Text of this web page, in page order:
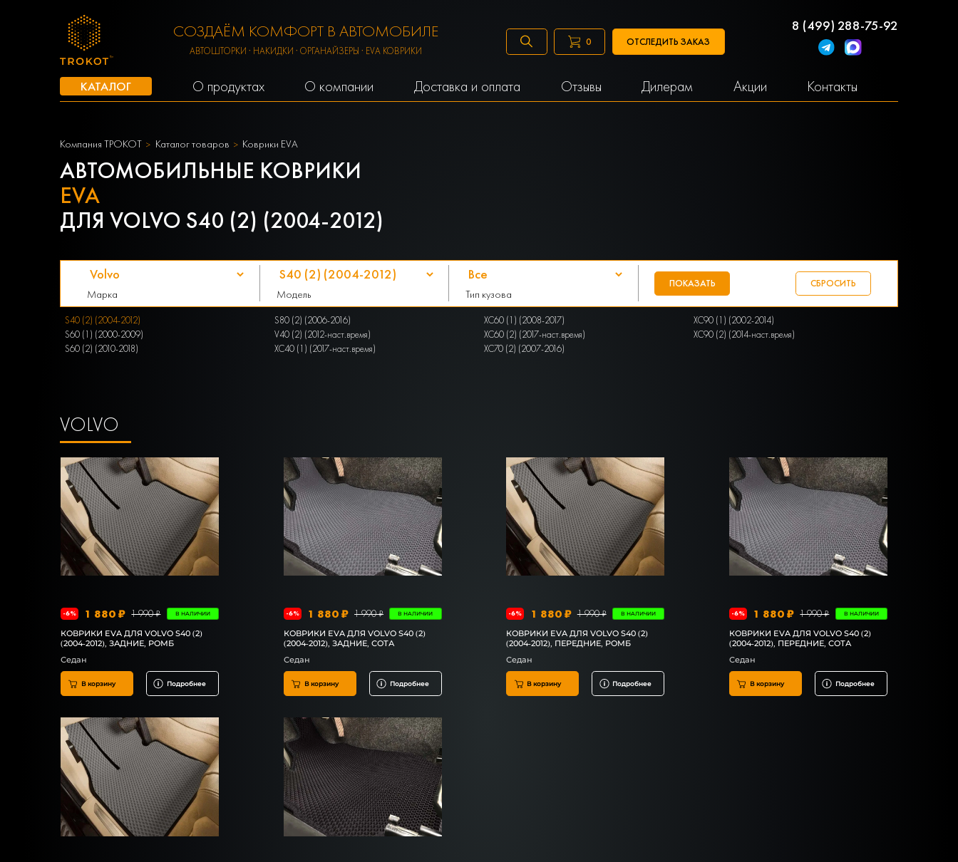
СОЗДАЁМ КОМФОРТ В АВТОМОБИЛЕ
АВТОШТОРКИ · НАКИДКИ · ОРГАНАЙЗЕРЫ · EVA КОВРИКИ
0 ОТСЛЕДИТЬ ЗАКАЗ
8 (499) 288-75-92
КАТАЛОГ О продуктах О компании Доставка и оплата Отзывы Дилерам Акции Контакты
Компания ТРОКОТ Каталог товаров Коврики EVA
АВТОМОБИЛЬНЫЕ КОВРИКИ
EVA
ДЛЯ VOLVO S40 (2) (2004-2012)
Марка Модель Тип кузова
S40 (2) (2004-2012)
S60 (1) (2000-2009)
S60 (2) (2010-2018)
S80 (2) (2006-2016)
V40 (2) (2012-наст.время)
XC40 (1) (2017-наст.время)
XC60 (1) (2008-2017)
XC60 (2) (2017-наст.время)
XC70 (2) (2007-2016)
XC90 (1) (2002-2014)
XC90 (2) (2014-наст.время)
VOLVO
-6% 1 880 ₽ 1 990 ₽ В НАЛИЧИИ
КОВРИКИ EVA ДЛЯ VOLVO S40 (2)
(2004-2012), ЗАДНИЕ, РОМБ
Седан
В корзину Подробнее
-6% 1 880 ₽ 1 990 ₽ В НАЛИЧИИ
КОВРИКИ EVA ДЛЯ VOLVO S40 (2)
(2004-2012), ЗАДНИЕ, СОТА
Седан
В корзину Подробнее
-6% 1 880 ₽ 1 990 ₽ В НАЛИЧИИ
КОВРИКИ EVA ДЛЯ VOLVO S40 (2)
(2004-2012), ПЕРЕДНИЕ, РОМБ
Седан
В корзину Подробнее
-6% 1 880 ₽ 1 990 ₽ В НАЛИЧИИ
КОВРИКИ EVA ДЛЯ VOLVO S40 (2)
(2004-2012), ПЕРЕДНИЕ, СОТА
Седан
В корзину Подробнее